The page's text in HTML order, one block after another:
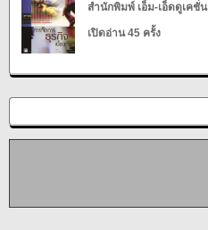
สำนักพิมพ์ เอ็ม-เอ็ดดูเคชั่น
เปิดอ่าน 45 ครั้ง